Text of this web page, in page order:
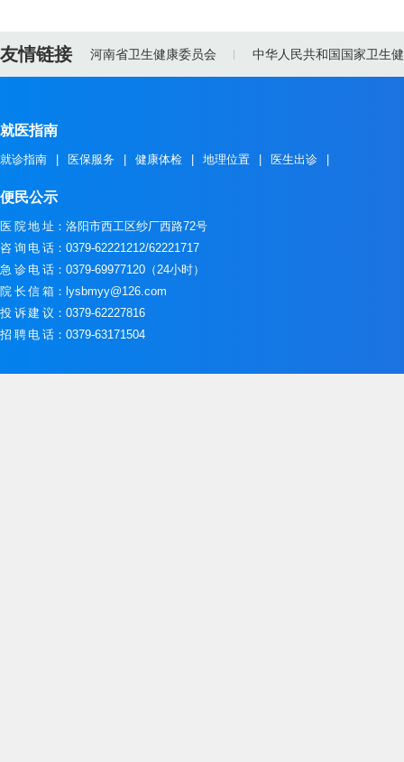
友情链接 河南省卫生健康委员会 中华人民共和国国家卫生
就医指南
就诊指南 医保服务 健康体检 地理位置 医生出诊
便民公示
医院地址 ：洛阳市西工区纱厂西路72号
咨询电话 ：0379-62221212/62221717
急诊电话 ：0379-69977120（24小时）
院长信箱 ：lysbmyy@126.com
投诉建议 ：0379-62227816
招聘电话 ：0379-63171504